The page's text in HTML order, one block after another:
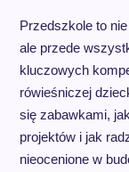
Przedszkole to
ale przede
kluczowych
rówieśniczej
się zabawkami,
projektów i jak
nieocenione w